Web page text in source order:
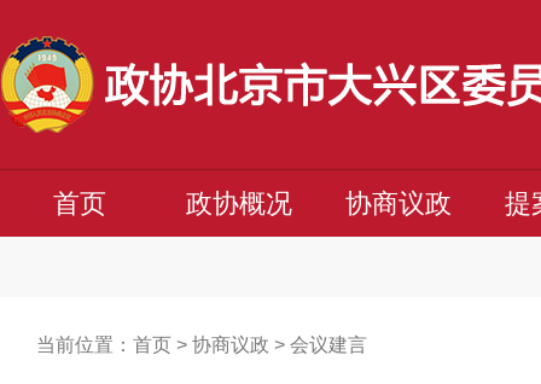
首页 政协概况 协商议政 提
当前位置： 首页 > 协商议政 > 会议建言